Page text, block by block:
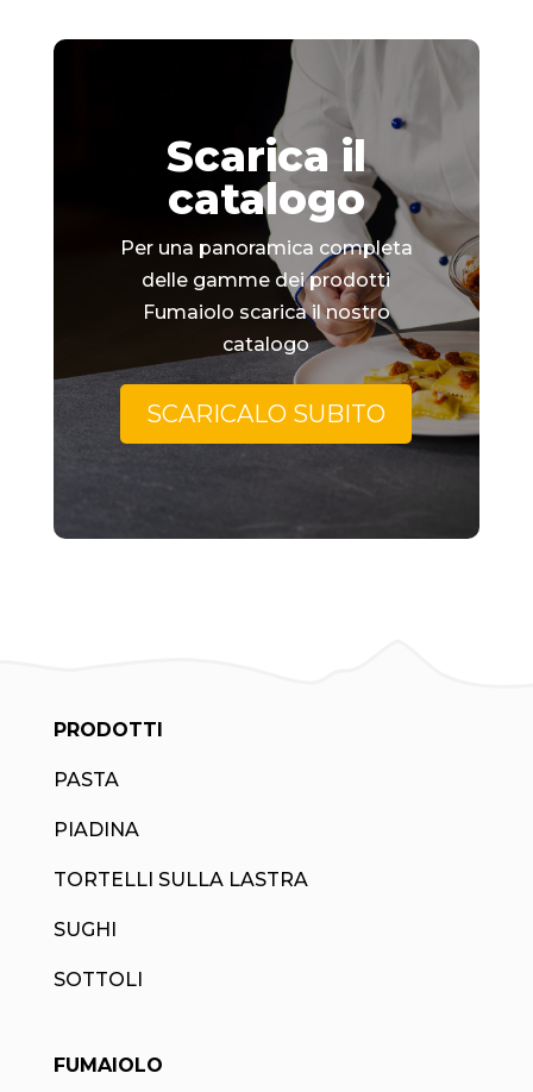
Scarica il
catalogo
Per una panoramica completa
delle gamme dei prodotti
Fumaiolo scarica il nostro
catalogo
SCARICALO SUBITO
PRODOTTI
PASTA
PIADINA
TORTELLI SULLA LASTRA
SUGHI
SOTTOLI
FUMAIOLO